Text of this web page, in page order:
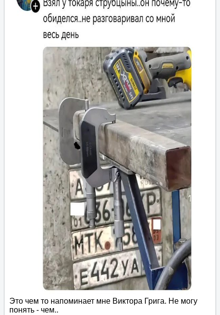
Это чем то напоминает мне Виктора Грига. Не могу
понять - чем..